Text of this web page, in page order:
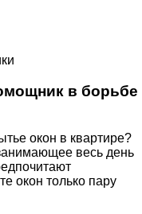
в борьбе
окон в квартире?
весь день
окон только пару